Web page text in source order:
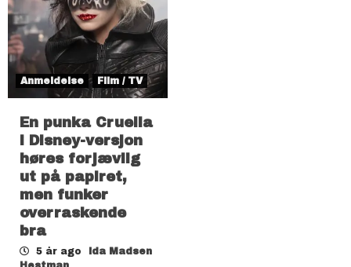
Anmeldelse Film / TV
En punka Cruella
i Disney-versjon
høres forjævlig
ut på papiret,
men funker
overraskende
bra
5 år ago
Ida Madsen